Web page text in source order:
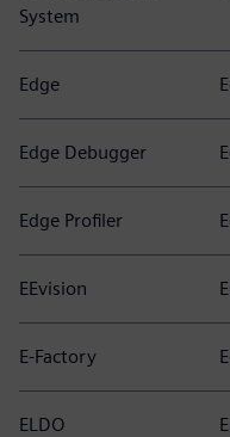
System
Edge
Edge Debugger
Edge Profiler
EEvision
E-Factory
ELDO